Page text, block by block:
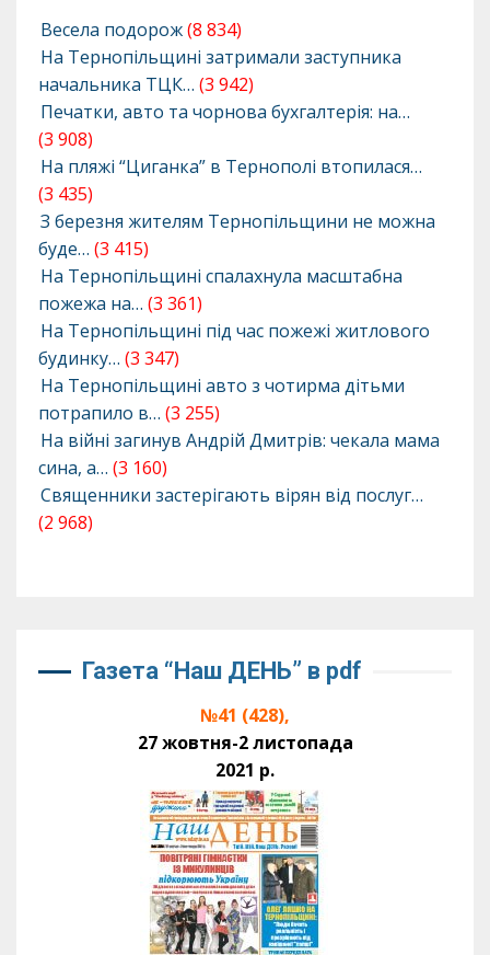
Весела подорож(8 834)
На Тернопільщині затримали заступника
начальника ТЦК… (3 942)
Печатки, авто та чорнова бухгалтерія: на…
(3 908)
На пляжі “Циганка” в Тернополі втопилася…
(3 435)
З березня жителям Тернопільщини не можна
буде… (3 415)
На Тернопільщині спалахнула масштабна
пожежа на… (3 361)
На Тернопільщині під час пожежі житлового
будинку… (3 347)
На Тернопільщині авто з чотирма дітьми
потрапило в… (3 255)
На війні загинув Андрій Дмитрів: чекала мама
сина, а… (3 160)
Священники застерігають вірян від послуг…
(2 968)
Газета “Наш ДЕНЬ” в pdf
№41 (428),
27 жовтня-2 листопада
2021 р.